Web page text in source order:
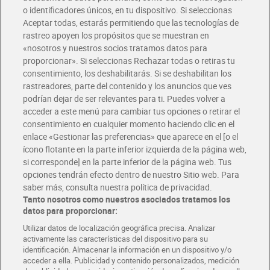
Envío gratis por compras superiores a 100€
Envío estandar por 4,99€
Glovo y Uber Eats
Solicita tu factura de Glovo o Uber Eats
Únete al CLUB Dia
Disfruta las ventajas y ofertas exclusivas.
Descárgate la APP Dia
Folletos y Tiendas
Descubre las mejores ofertas y busca tu tienda más cercana
Tarjeta MaX Dia
Te devuelve hasta 8€/mes de tus compras.
¡Solicita tu tarjeta de crédito aquí!
COMER MEJOR CADA DIA
COLABORA CON DIA ABRE TU TIENDA DIA CORPORATE
o identificadores únicos, en tu dispositivo. Si seleccionas
Aceptar todas, estarás permitiendo que las tecnologías de
rastreo apoyen los propósitos que se muestran en
«nosotros y nuestros socios tratamos datos para
proporcionar». Si seleccionas Rechazar todas o retiras tu
consentimiento, los deshabilitarás. Si se deshabilitan los
rastreadores, parte del contenido y los anuncios que ves
podrían dejar de ser relevantes para ti. Puedes volver a
acceder a este menú para cambiar tus opciones o retirar el
consentimiento en cualquier momento haciendo clic en el
enlace «Gestionar las preferencias» que aparece en el [o el
ícono flotante en la parte inferior izquierda de la página web,
si corresponde] en la parte inferior de la página web. Tus
opciones tendrán efecto dentro de nuestro Sitio web. Para
saber más, consulta nuestra política de privacidad.
Tanto nosotros como nuestros asociados tratamos los
datos para proporcionar:
Utilizar datos de localización geográfica precisa. Analizar
activamente las características del dispositivo para su
identificación. Almacenar la información en un dispositivo y/o
acceder a ella. Publicidad y contenido personalizados, medición